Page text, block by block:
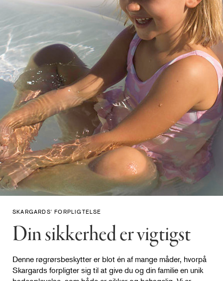
SKARGARDS' FORPLIGTELSE
Din sikkerhed er vigtigst
Denne røgrørsbeskytter er blot én af mange måder, hvorpå
Skargards forpligter sig til at give du og din familie en unik